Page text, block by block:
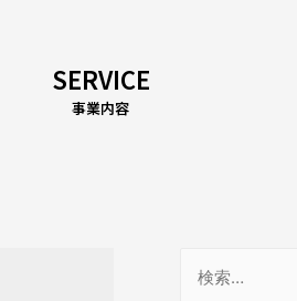
SERVICE
事業内容